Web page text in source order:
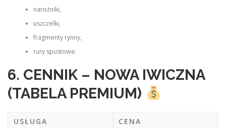
narożniki,
uszczelki,
fragmenty rynny,
rury spustowe.
6. CENNIK – NOWA IWICZNA
(TABELA PREMIUM)
USŁUGA CENA